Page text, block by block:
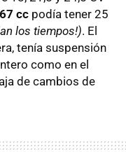
cc podía tener 25
los tiempos!). El
tenía suspensión
como en el
de cambios de